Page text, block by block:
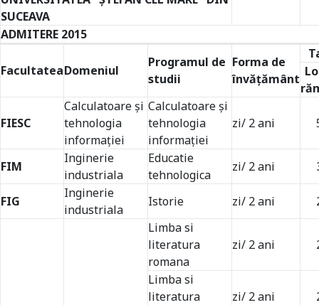
SUCEAVA
ADMITERE 2015
FacultateaDomeniul
Programul de
studii
Forma de
învățământ
FIESC
Calculatoare și
tehnologia
informației
Calculatoare și
tehnologia
informației
zi/ 2 ani
FIM
Inginerie
industriala
Educatie
tehnologica
zi/ 2 ani
FIG
Inginerie
industriala
Istorie zi/ 2 ani
Limba si
literatura
romana
zi/ 2 ani
Limba si
literatura
zi/ 2 ani